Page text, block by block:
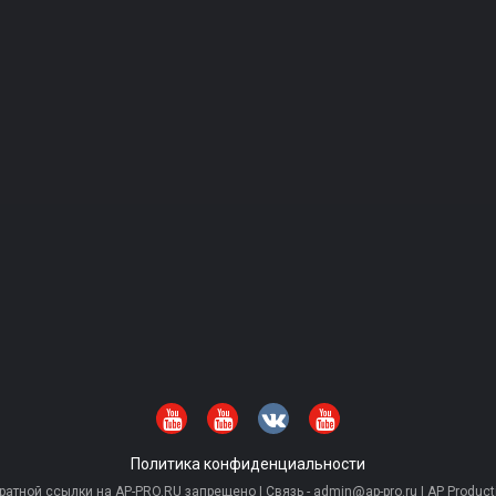
Политика конфиденциальности
ссылки на AP-PRO.RU запрещено | Связь - admin@ap-pro.ru | AP